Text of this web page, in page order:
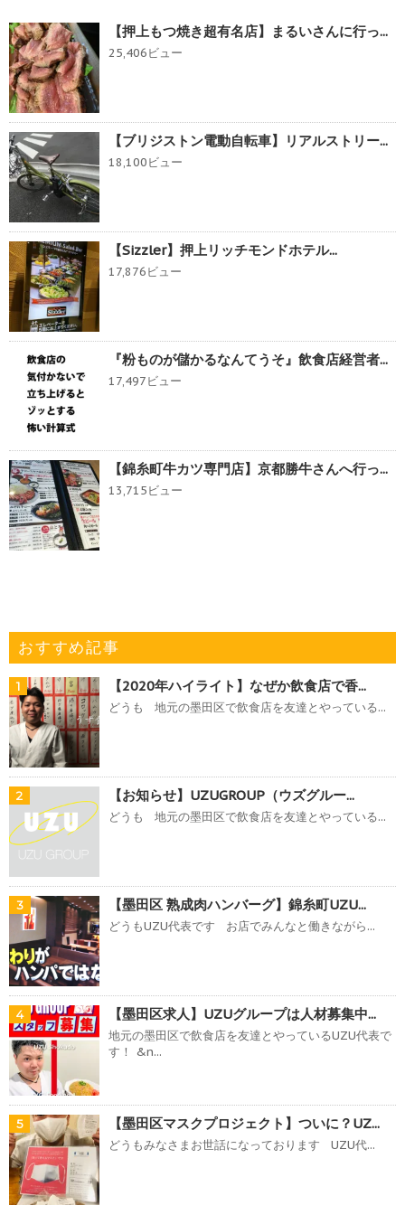
【押上もつ焼き超有名店】まるいさんに行っ...
25,406ビュー
【ブリジストン電動自転車】リアルストリー...
18,100ビュー
【Sizzler】押上リッチモンドホテル...
17,876ビュー
『粉ものが儲かるなんてうそ』飲食店経営者...
17,497ビュー
【錦糸町牛カツ専門店】京都勝牛さんへ行っ...
13,715ビュー
おすすめ記事
1 【2020年ハイライト】なぜか飲食店で香...
どうも 地元の墨田区で飲食店を友達とやっている...
2 【お知らせ】UZUGROUP（ウズグルー...
どうも 地元の墨田区で飲食店を友達とやっている...
3 【墨田区 熟成肉ハンバーグ】錦糸町UZU...
どうもUZU代表です お店でみんなと働きながら...
4 【墨田区求人】UZUグループは人材募集中...
地元の墨田区で飲食店を友達とやっているUZU代表で
す！ &n...
5 【墨田区マスクプロジェクト】ついに？UZ...
どうもみなさまお世話になっております UZU代...